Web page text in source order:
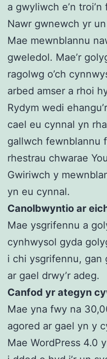
a gwyliwch e’n
Nawr gwnewch yr
Mae mewnblannu
gweledol. Mae’r
ragolwg o’ch
arbed amser a rhoi
Rydym wedi
cael eu cynnal yn
gallwch fewnblannu
rhestrau chwarae
Gwiriwch y
yn eu cynnal.
Canolbwyntio ar
Mae ysgrifennu a
cynhwysol gyda
i chi ysgrifennu, gan
ar gael drwy’r adeg.
Canfod yr ategyn
Mae yna fwy na
agored ar gael yn y
Mae WordPress 4.0